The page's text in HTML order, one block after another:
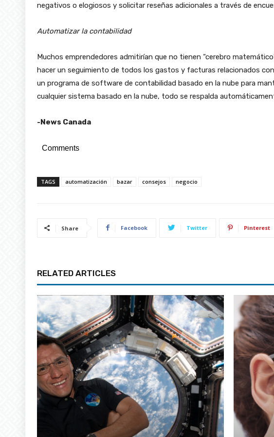
negativos o elogiosos y solicitar reseñas adicionales a través de
Automatizar la contabilidad
Muchos emprendedores admitirían que no tienen “cerebro
hacer un seguimiento de todos los gastos y facturas relacionados
un programa de software de contabilidad basado en la nube para
cualquier sistema basado en la nube, todo se respalda
-News Canada
Comments
TAGS automatización bazar consejos negocio
Share Facebook Twitter Pinterest
RELATED ARTICLES